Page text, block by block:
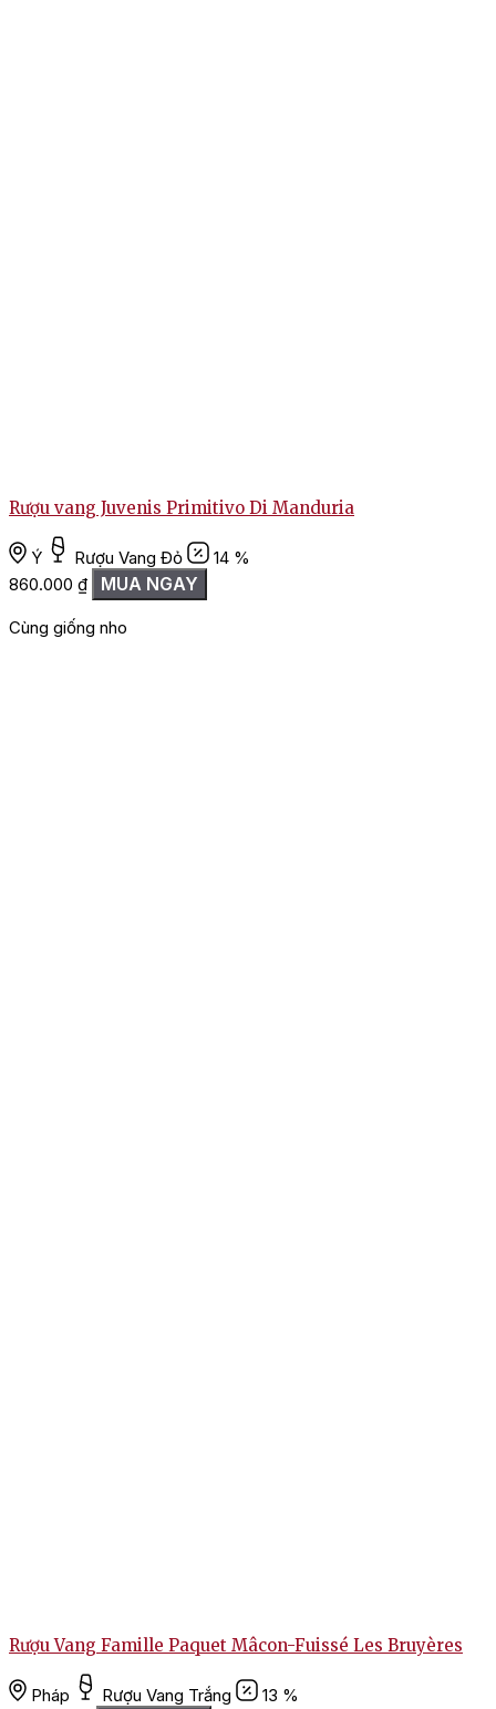
Rượu vang Juvenis Primitivo Di Manduria
Ý Rượu Vang Đỏ
14 %
860.000 ₫ MUA NGAY
Cùng giống nho
Rượu Vang Famille Paquet Mâcon-Fuissé Les Bruyères
Pháp Rượu Vang Trắng
13 %